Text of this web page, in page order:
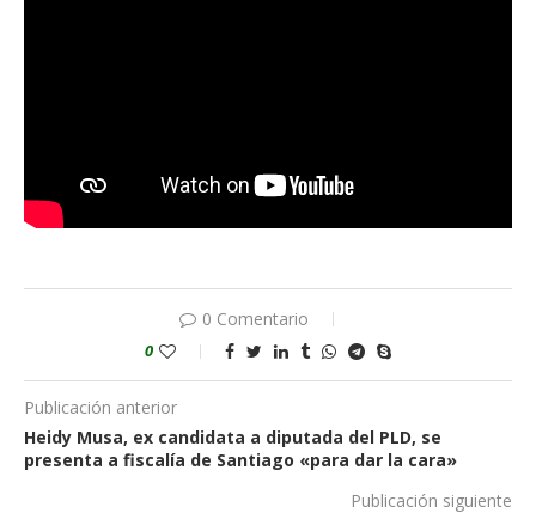
0 Comentario
0
Publicación anterior
Heidy Musa, ex candidata a diputada del PLD, se
presenta a fiscalía de Santiago «para dar la cara»
Publicación siguiente